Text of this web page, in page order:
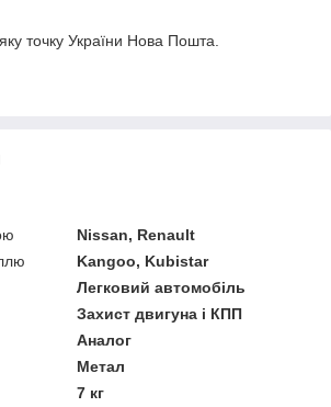
точку України Нова Пошта.
Nissan, Renault
Kangoo, Kubistar
Легковий автомобіль
Захист двигуна і КПП
Аналог
Метал
7 кг